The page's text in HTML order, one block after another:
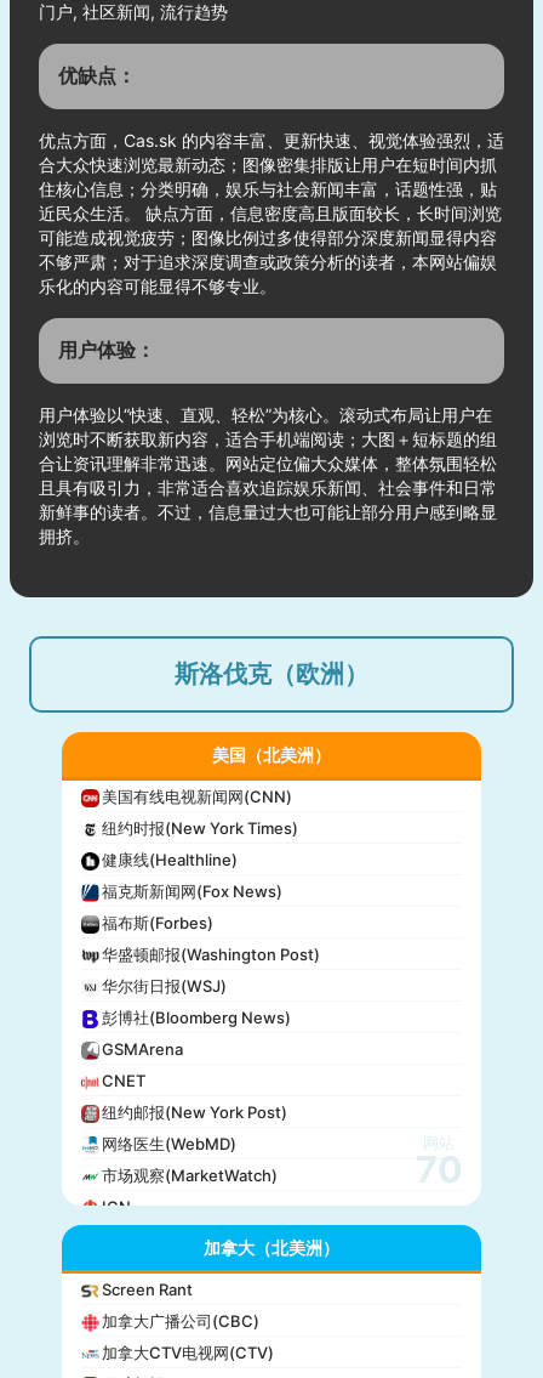
门户, 社区新闻, 流行趋势
优缺点：
优点方面，Cas.sk 的内容丰富、更新快速、视觉体验强烈，适
合大众快速浏览最新动态；图像密集排版让用户在短时间内抓
住核心信息；分类明确，娱乐与社会新闻丰富，话题性强，贴
近民众生活。 缺点方面，信息密度高且版面较长，长时间浏览
可能造成视觉疲劳；图像比例过多使得部分深度新闻显得内容
不够严肃；对于追求深度调查或政策分析的读者，本网站偏娱
乐化的内容可能显得不够专业。
用户体验：
用户体验以“快速、直观、轻松”为核心。滚动式布局让用户在
浏览时不断获取新内容，适合手机端阅读；大图＋短标题的组
合让资讯理解非常迅速。网站定位偏大众媒体，整体氛围轻松
且具有吸引力，非常适合喜欢追踪娱乐新闻、社会事件和日常
新鲜事的读者。不过，信息量过大也可能让部分用户感到略显
拥挤。
斯洛伐克（欧洲）
美国（北美洲）
美国有线电视新闻网(CNN)
纽约时报(New York Times)
健康线(Healthline)
福克斯新闻网(Fox News)
福布斯(Forbes)
华盛顿邮报(Washington Post)
华尔街日报(WSJ)
彭博社(Bloomberg News)
GSMArena
CNET
纽约邮报(New York Post)
网络医生(WebMD)
市场观察(MarketWatch)
IGN
今日美国(USA Today)
BuzzFeed
全国公共广播电台(NPR)
美国广播公司(ABC)
网站
70
加拿大（北美洲）
Screen Rant
加拿大广播公司(CBC)
加拿大CTV电视网(CTV)